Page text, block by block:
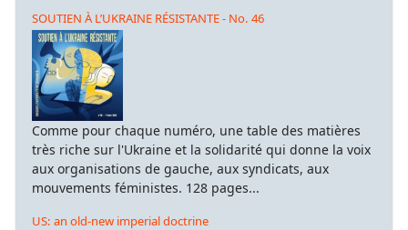
SOUTIEN À L’UKRAINE RÉSISTANTE - No. 46
Comme pour chaque numéro, une table des matières
très riche sur l'Ukraine et la solidarité qui donne la voix
aux organisations de gauche, aux syndicats, aux
mouvements féministes. 128 pages...
US: an old-new imperial doctrine